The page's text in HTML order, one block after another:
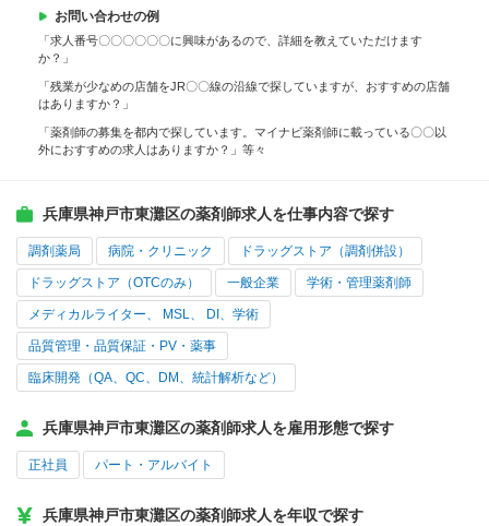
お問い合わせの例
「求人番号〇〇〇〇〇〇に興味があるので、詳細を教えていただけます
か？」
「残業が少なめの店舗をJR〇〇線の沿線で探していますが、おすすめの店舗
はありますか？」
「薬剤師の募集を都内で探しています。マイナビ薬剤師に載っている〇〇以
外におすすめの求人はありますか？」等々
兵庫県神戸市東灘区の薬剤師求人を仕事内容で探す
調剤薬局 病院・クリニック ドラッグストア（調剤併設）
ドラッグストア（OTCのみ） 一般企業 学術・管理薬剤師
メディカルライター、 MSL、 DI、学術
品質管理・品質保証・PV・薬事
臨床開発（QA、QC、DM、統計解析など）
兵庫県神戸市東灘区の薬剤師求人を雇用形態で探す
正社員 パート・アルバイト
兵庫県神戸市東灘区の薬剤師求人を年収で探す